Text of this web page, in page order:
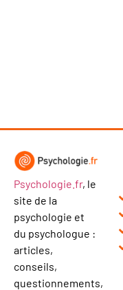
Psychologie.fr, le
site de la
psychologie et
du psychologue :
articles,
conseils,
questionnements,